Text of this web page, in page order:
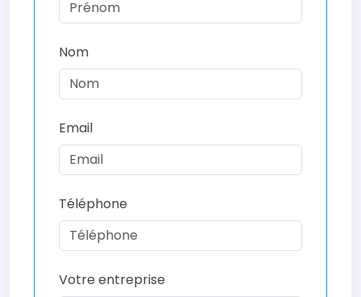
Nom
Email
Téléphone
Votre entreprise